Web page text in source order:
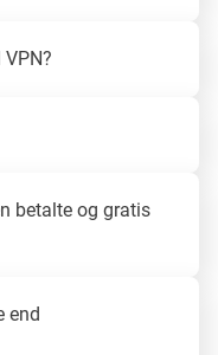
betalte og gratis
end